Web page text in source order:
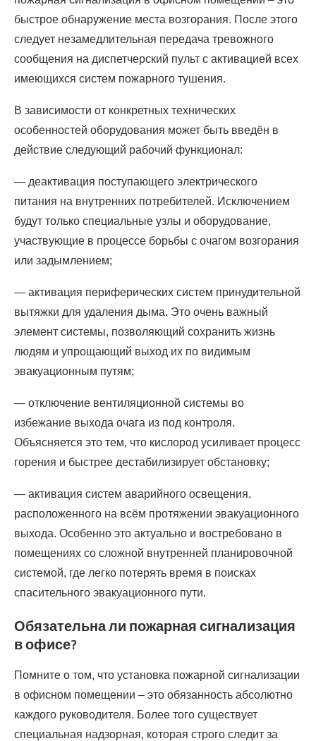
быстрое обнаружение места возгорания. После этого
следует незамедлительная передача тревожного
сообщения на диспетчерский пульт с активацией всех
имеющихся систем пожарного тушения.
В зависимости от конкретных технических
особенностей оборудования может быть введён в
действие следующий рабочий функционал:
— деактивация поступающего электрического
питания на внутренних потребителей. Исключением
будут только специальные узлы и оборудование,
участвующие в процессе борьбы с очагом возгорания
или задымлением;
— активация периферических систем принудительной
вытяжки для удаления дыма. Это очень важный
элемент системы, позволяющий сохранить жизнь
людям и упрощающий выход их по видимым
эвакуационным путям;
— отключение вентиляционной системы во
избежание выхода очага из под контроля.
Объясняется это тем, что кислород усиливает процесс
горения и быстрее дестабилизирует обстановку;
— активация систем аварийного освещения,
расположенного на всём протяжении эвакуационного
выхода. Особенно это актуально и востребовано в
помещениях со сложной внутренней планировочной
системой, где легко потерять время в поисках
спасительного эвакуационного пути.
Обязательна ли пожарная сигнализация
в офисе?
Помните о том, что установка пожарной сигнализации
в офисном помещении – это обязанность абсолютно
каждого руководителя. Более того существует
специальная надзорная, которая строго следит за